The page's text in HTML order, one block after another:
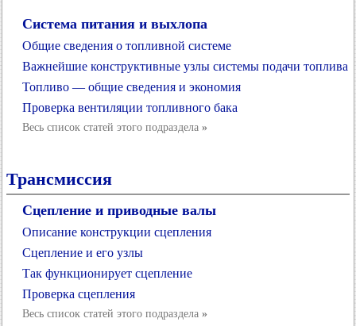
Система питания и выхлопа
Общие сведения о топливной системе
Важнейшие конструктивные узлы системы подачи топлива
Топливо — общие сведения и экономия
Проверка вентиляции топливного бака
Весь список статей этого подраздела »
Трансмиссия
Сцепление и приводные валы
Описание конструкции сцепления
Сцепление и его узлы
Так функционирует сцепление
Проверка сцепления
Весь список статей этого подраздела »